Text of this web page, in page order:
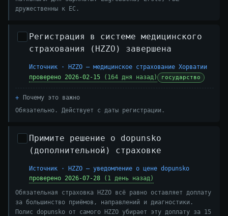
дружественны к ЕС.
Регистрация в системе медицинского
страхования (HZZO) завершена
Источник · HZZO — медицинское страхование Хорватии
проверено 2026-02-15 (164 дня назад) государство
Почему это важно
Обязательно. Действует с даты регистрации.
Примите решение о dopunsko
(дополнительной) страховке
Источник · HZZO — уведомление о цене dopunsko
проверено 2026-07-28 (1 день назад)
Обязательная страховка HZZO всё равно оставляет доплату
за большинство приёмов, направлений и диагностики.
Полис dopunsko от самого HZZO убирает эту доплату за 15